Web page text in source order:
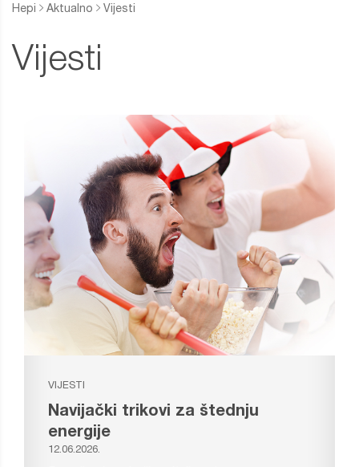
Hepi Aktualno Vijesti
Vijesti
VIJESTI
Navijački trikovi za štednju
energije
12.06.2026.